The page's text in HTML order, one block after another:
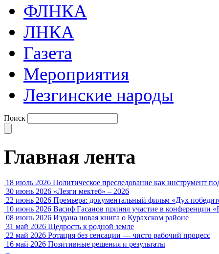
ФЛНКА
ЛНКА
Газета
Мероприятия
Лезгинские народы
Поиск
Главная лента
18 июль 2026 Политическое преследование как инструмент
30 июнь 2026 «Лезги мектеб» – 2026
22 июнь 2026 Премьера: документальный фильм «Дух
10 июнь 2026 Васиф Гасанов принял участие в конференции
08 июнь 2026 Издана новая книга о Курахском районе
31 май 2026 Щедрость к родной земле
22 май 2026 Ротация без сенсации — чисто рабочий процесс
16 май 2026 Позитивные решения и результаты